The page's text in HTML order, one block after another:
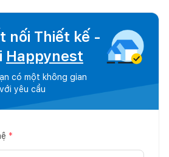
nối Thiết kế -
Happynest
có một không gian
yêu cầu
*